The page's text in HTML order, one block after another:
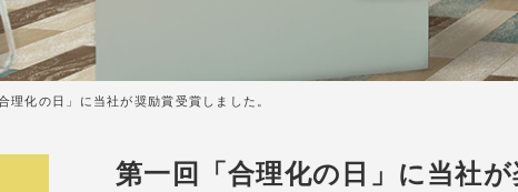
理化の日」に当社が奨励賞受賞しました。
第一回「合理化の日」に当社が